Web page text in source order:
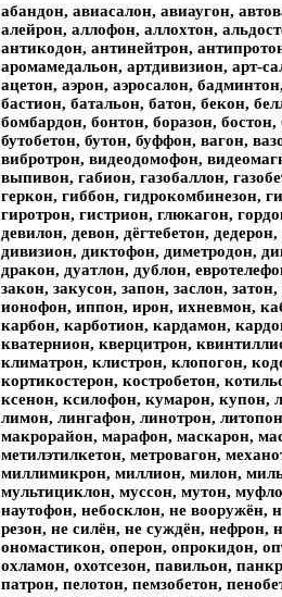
абандон, авиасалон, авиаугон,
алейрон, аллофон, аллохтон,
антикодон, антинейтрон,
аромамедальон, артдивизион, арт-
ацетон, аэрон, аэросалон,
бастион, батальон, батон, бекон,
бомбардон, бонтон, боразон,
бутобетон, бутон, буффон, вагон,
вибротрон, видеодомофон,
выпивон, габион, газобаллон,
геркон, гиббон, гидрокомбинезон,
гиротрон, гистрион, глюкагон,
девилон, девон, дёгтебетон,
дивизион, диктофон, диметродон,
дракон, дуатлон, дублон,
закон, закусон, запон, заслон,
ионофон, иппон, ирон, ихневмон,
карбон, карботион, кардамон,
кватернион, кверцитрон,
климатрон, клистрон, клопогон,
кортикостерон, костробетон,
ксенон, ксилофон, кумарон, купон,
лимон, лингафон, линотрон,
макрорайон, марафон, маскарон,
метилэтилкетон, метровагон,
миллимикрон, миллион, милон,
мультициклон, муссон, мутон,
наутофон, небосклон, не вооружён,
резон, не силён, не суждён, нефрон,
ономастикон, оперон, опрокидон,
охламон, охотсезон, павильон,
патрон, пелотон, пемзобетон,